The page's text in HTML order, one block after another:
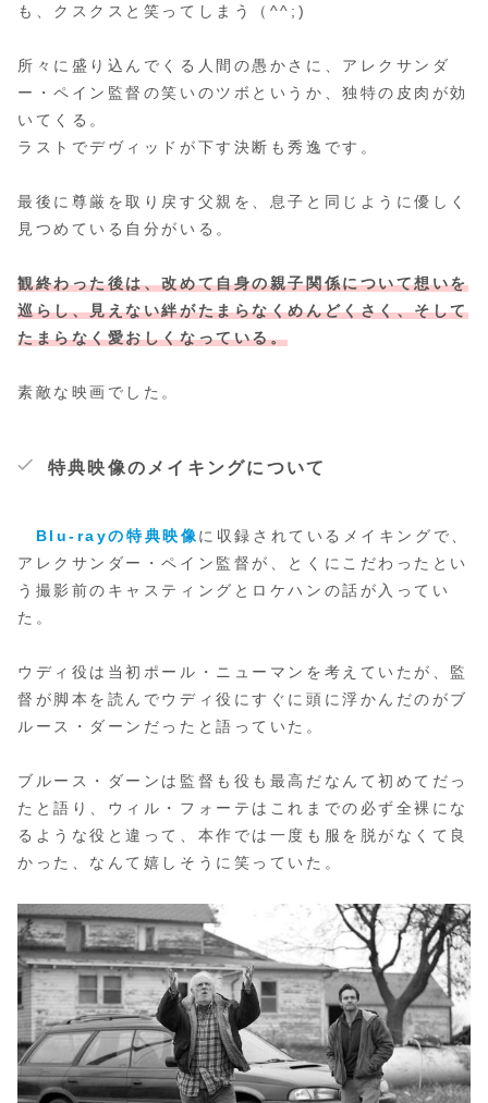
も、クスクスと笑ってしまう（^^;)
所々に盛り込んでくる人間の愚かさに、アレクサンダ
ー・ペイン監督の笑いのツボというか、独特の皮肉が効
いてくる。
ラストでデヴィッドが下す決断も秀逸です。
最後に尊厳を取り戻す父親を、息子と同じように優しく
見つめている自分がいる。
観終わった後は、改めて自身の親子関係について想いを
巡らし、見えない絆がたまらなくめんどくさく、そして
たまらなく愛おしくなっている。
素敵な映画でした。
特典映像のメイキングについて
Blu-rayの特典映像 に収録されているメイキングで、
アレクサンダー・ペイン監督が、とくにこだわったとい
う撮影前のキャスティングとロケハンの話が入ってい
た。
ウディ役は当初ポール・ニューマンを考えていたが、監
督が脚本を読んでウディ役にすぐに頭に浮かんだのがブ
ルース・ダーンだったと語っていた。
ブルース・ダーンは監督も役も最高だなんて初めてだっ
たと語り、ウィル・フォーテはこれまでの必ず全裸にな
るような役と違って、本作では一度も服を脱がなくて良
かった、なんて嬉しそうに笑っていた。